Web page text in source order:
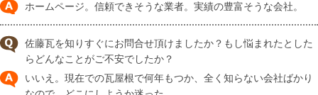
ホームページ。信頼できそうな業者。実績の豊富そうな会社。
佐藤瓦を知りすぐにお問合せ頂けましたか？もし悩まれたとした
らどんなことがご不安でしたか？
いいえ。現在での瓦屋根で何年もつか、全く知らない会社ばかり